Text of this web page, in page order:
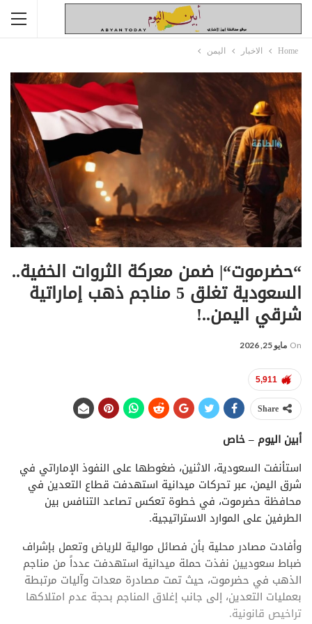
Home الاخبار اليمن
“حضرموت“| ضمن معركة الثروات الخفية..
السعودية تغلق 5 مناجم ذهب إماراتية
شرقي اليمن..!
On مايو 25, 2026
5,911
Share
أبين اليوم – خاص
استأنفت السعودية، الاثنين، ضغوطها على النفوذ الإماراتي في
شرق اليمن، عبر تحركات ميدانية استهدفت قطاع التعدين في
محافظة حضرموت، في خطوة تعكس تصاعد التنافس بين
الطرفين على الموارد الاستراتيجية.
وأفادت مصادر محلية بأن فصائل موالية للرياض وتعمل بإشراف
ضباط سعوديين نفذت حملة ميدانية استهدفت عدداً من مناجم
الذهب في حضرموت، حيث تمت مصادرة معدات وآليات مرتبطة
بعمليات التعدين، إلى جانب إغلاق المناجم بحجة عدم امتلاكها
تراخيص قانونية.